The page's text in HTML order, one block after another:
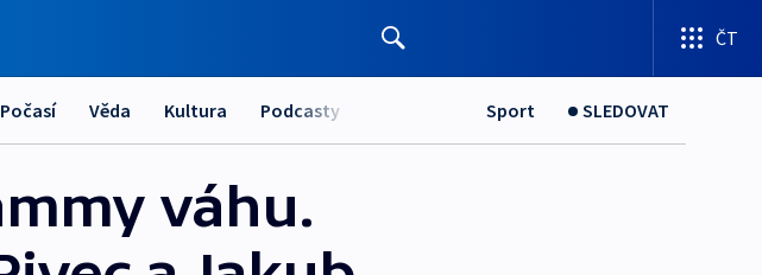
ČT
Počasí Věda Kultura Podcasty Sport SLEDOVAT
váhu.